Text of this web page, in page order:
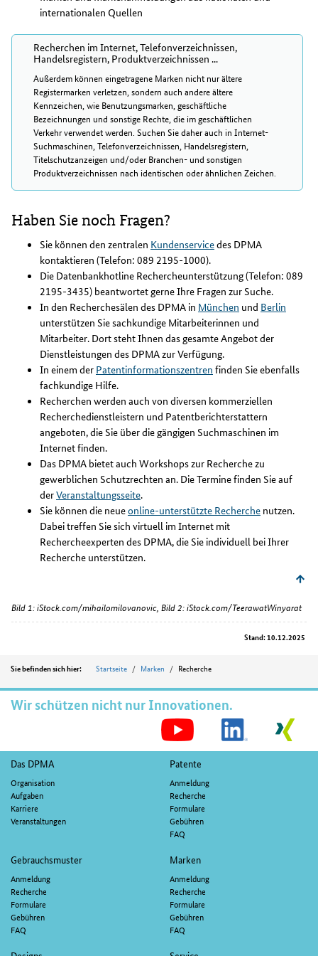
internationalen Quellen
Recherchen im Internet, Telefonverzeichnissen,
Handelsregistern, Produktverzeichnissen ...
Außerdem können eingetragene Marken nicht nur ältere
Registermarken verletzen, sondern auch andere ältere
Kennzeichen, wie Benutzungsmarken, geschäftliche
Bezeichnungen und sonstige Rechte, die im geschäftlichen
Verkehr verwendet werden. Suchen Sie daher auch in Internet-
Suchmaschinen, Telefonverzeichnissen, Handelsregistern,
Titelschutzanzeigen und/oder Branchen- und sonstigen
Produktverzeichnissen nach identischen oder ähnlichen Zeichen.
Haben Sie noch Fragen?
Sie können den zentralen Kundenservicedes DPMA
kontaktieren (Telefon: 089 2195-1000).
Die Datenbankhotline Rechercheunterstützung (Telefon: 089
2195-3435) beantwortet gerne Ihre Fragen zur Suche.
In den Recherchesälen des DPMA in München und Berlin
unterstützen Sie sachkundige Mitarbeiterinnen und
Mitarbeiter. Dort steht Ihnen das gesamte Angebot der
Dienstleistungen des DPMA zur Verfügung.
In einem der Patentinformationszentren finden Sie ebenfalls
fachkundige Hilfe.
Recherchen werden auch von diversen kommerziellen
Recherchedienstleistern und Patentberichterstattern
angeboten, die Sie über die gängigen Suchmaschinen im
Internet finden.
Das DPMA bietet auch Workshops zur Recherche zu
gewerblichen Schutzrechten an. Die Termine finden Sie auf
derVeranstaltungsseite.
Sie können die neueonline-unterstützte Recherche nutzen.
Dabei treffen Sie sich virtuell im Internet mit
Rechercheexperten des DPMA, die Sie individuell bei Ihrer
Recherche unterstützen.
Bild 1: iStock.com/mihailomilovanovic, Bild 2: iStock.com/TeerawatWinyarat
Stand: 10.12.2025
Position
Sie befinden sich hier: Startseite Marken Recherche
Wir schützen nicht nur Innovationen.
Fußnavigation
Das DPMA
Organisation
Aufgaben
Karriere
Veranstaltungen
Patente
Anmeldung
Recherche
Formulare
Gebühren
FAQ
Gebrauchsmuster
Anmeldung
Recherche
Formulare
Gebühren
FAQ
Marken
Anmeldung
Recherche
Formulare
Gebühren
FAQ